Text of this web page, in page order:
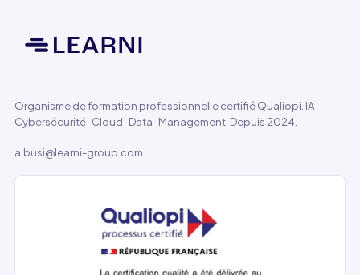
Organisme de formation professionnelle certifié Qualiopi. IA ·
Cybersécurité · Cloud · Data · Management. Depuis 2024.
a.busi@learni-group.com